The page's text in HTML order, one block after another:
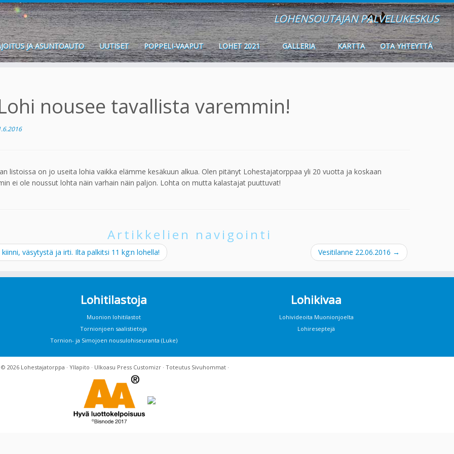
LOHENSOUTAJAN PALVELUKESKUS
JA ASUNTOAUTO UUTISET POPPELI-VAAPUT LOHET 2021 GALLERIA KARTTA OTA YHTEYTTÄ
nousee tavallista varemmin!
listoissa on jo useita lohia vaikka elämme kesäkuun alkua. Olen pitänyt Lohestajatorppaa yli 20 vuotta ja koskaan
ei ole noussut lohta näin varhain näin paljon. Lohta on mutta kalastajat puuttuvat!
Artikkelien navigointi
kiinni, väsytystä ja irti. Ilta palkitsi 11 kg:n lohella! Vesitilanne 22.06.2016 →
Lohitilastoja
Muonion lohitilastot
Tornionjoen saalistietoja
Tornion- ja Simojoen nousulohiseuranta (Luke)
Lohikivaa
Lohivideoita Muonionjoelta
Lohireseptejä
© 2026 Lohestajatorppa · Yllapito · Ulkoasu Press Customizr · Toteutus Sivuhommat ·